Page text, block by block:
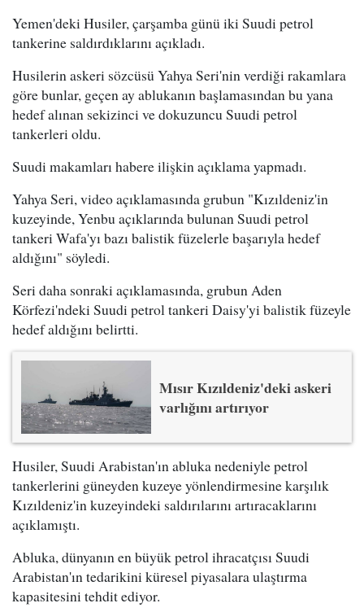
Yemen'deki Husiler, çarşamba günü iki Suudi petrol
tankerine saldırdıklarını açıkladı.
Husilerin askeri sözcüsü Yahya Seri'nin verdiği rakamlara
göre bunlar, geçen ay ablukanın başlamasından bu yana
hedef alınan sekizinci ve dokuzuncu Suudi petrol
tankerleri oldu.
Suudi makamları habere ilişkin açıklama yapmadı.
Yahya Seri, video açıklamasında grubun "Kızıldeniz'in
kuzeyinde, Yenbu açıklarında bulunan Suudi petrol
tankeri Wafa'yı bazı balistik füzelerle başarıyla hedef
aldığını" söyledi.
Seri daha sonraki açıklamasında, grubun Aden
Körfezi'ndeki Suudi petrol tankeri Daisy'yi balistik füzeyle
hedef aldığını belirtti.
Mısır Kızıldeniz'deki askeri
varlığını artırıyor
Husiler, Suudi Arabistan'ın abluka nedeniyle petrol
tankerlerini güneyden kuzeye yönlendirmesine karşılık
Kızıldeniz'in kuzeyindeki saldırılarını artıracaklarını
açıklamıştı.
Abluka, dünyanın en büyük petrol ihracatçısı Suudi
Arabistan'ın tedarikini küresel piyasalara ulaştırma
kapasitesini tehdit ediyor.